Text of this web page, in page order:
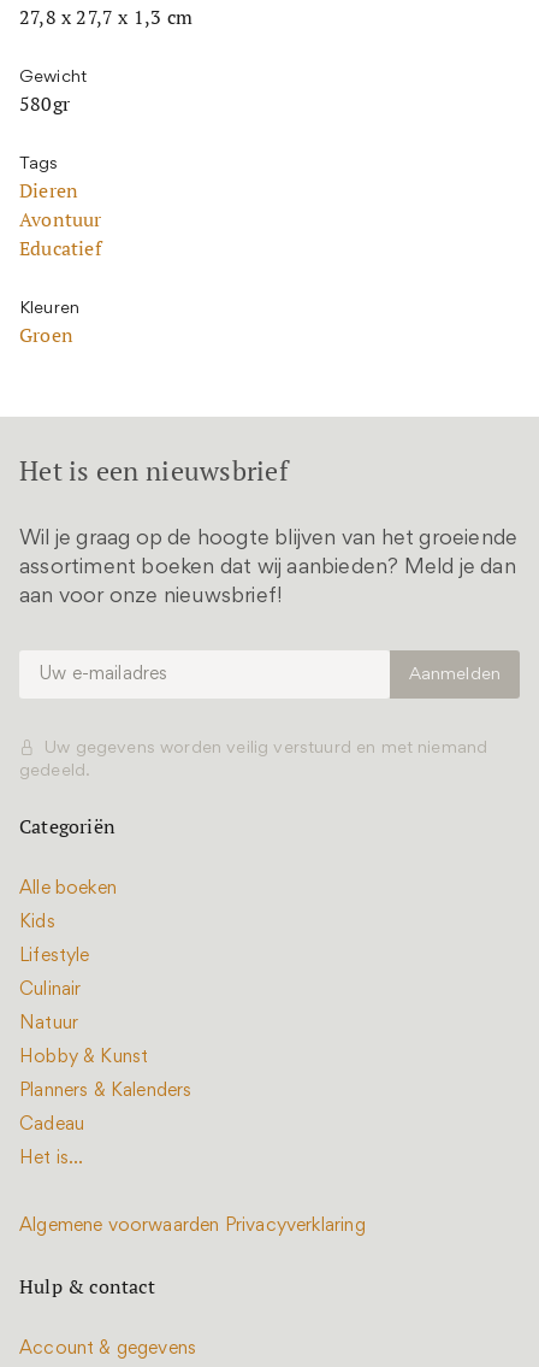
27,8 x 27,7 x 1,3 cm
Gewicht
580gr
Tags
Dieren
Avontuur
Educatief
Kleuren
Groen
Het is een nieuwsbrief
Wil je graag op de hoogte blijven van het groeiende
assortiment boeken dat wij aanbieden? Meld je dan
aan voor onze nieuwsbrief!
Uw gegevens worden veilig verstuurd en met niemand
gedeeld.
Categoriën
Alle boeken
Kids
Lifestyle
Culinair
Natuur
Hobby & Kunst
Planners & Kalenders
Cadeau
Het is...
Algemene voorwaarden Privacyverklaring
Hulp & contact
Account & gegevens